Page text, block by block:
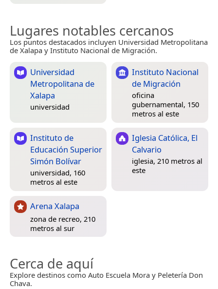
Lugares notables cercanos
Los puntos destacados incluyen Universidad Metropolitana
de Xalapa y Instituto Nacional de Migración.
Universidad
Metropolitana de
Xalapa
universidad
Instituto Nacional
de Migración
oficina
gubernamental, 150
metros al este
Instituto de
Educación Superior
Simón Bolívar
universidad, 160
metros al este
Iglesia Católica, El
Calvario
iglesia, 210 metros al
este
Arena Xalapa
zona de recreo, 210
metros al sur
Cerca de aquí
Explore destinos como Auto Escuela Mora y Peletería Don
Chava.